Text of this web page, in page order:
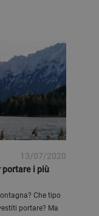
13/07/2020
portare i più
Che tipo
portare? Ma